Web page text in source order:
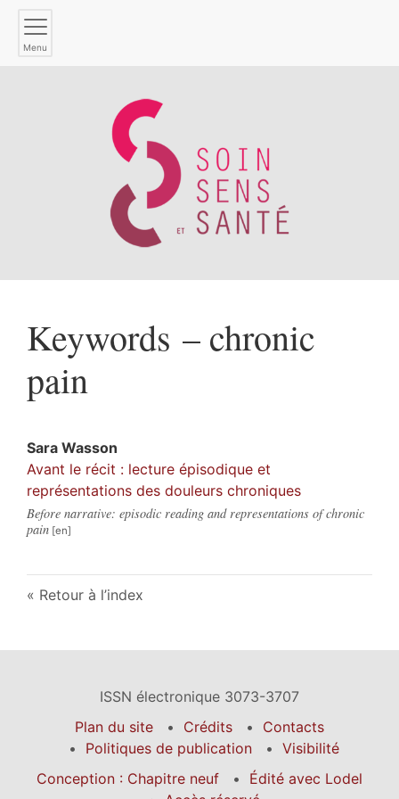
Menu
Keywords – chronic
pain
Sara Wasson
Avant le récit : lecture épisodique et
représentations des douleurs chroniques
Before narrative: episodic reading and representations of chronic
pain
Retour à l’index
ISSN électronique 3073-3707
Plan du site
Crédits
Contacts
Politiques de publication
Visibilité
Conception : Chapitre neuf
Édité avec Lodel